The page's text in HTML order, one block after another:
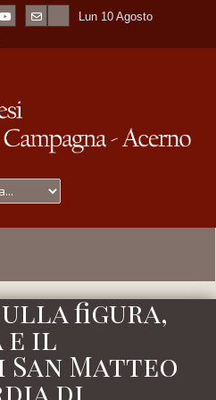
Lun 10 Agosto
figura,
e il
Matteo
di